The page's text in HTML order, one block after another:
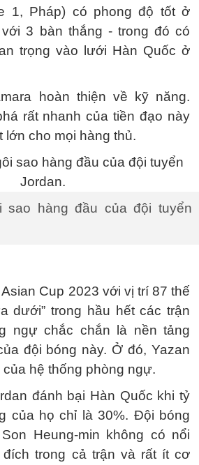
1, Pháp) có phong độ tốt ở
3 bàn thắng - trong đó có
trọng vào lưới Hàn Quốc ở
hoàn thiện về kỹ năng.
rất nhanh của tiền đạo này
lớn cho mọi hàng thủ.
sao hàng đầu của đội tuyển
Cup 2023 với vị trí 87 thế
dưới” trong hầu hết các trận
ngự chắc chắn là nền tảng
đội bóng này. Ở đó, Yazan
của hệ thống phòng ngự.
đánh bại Hàn Quốc khi tỷ
của họ chỉ là 30%. Đội bóng
Heung-min không có nổi
đích trong cả trận và rất ít cơ